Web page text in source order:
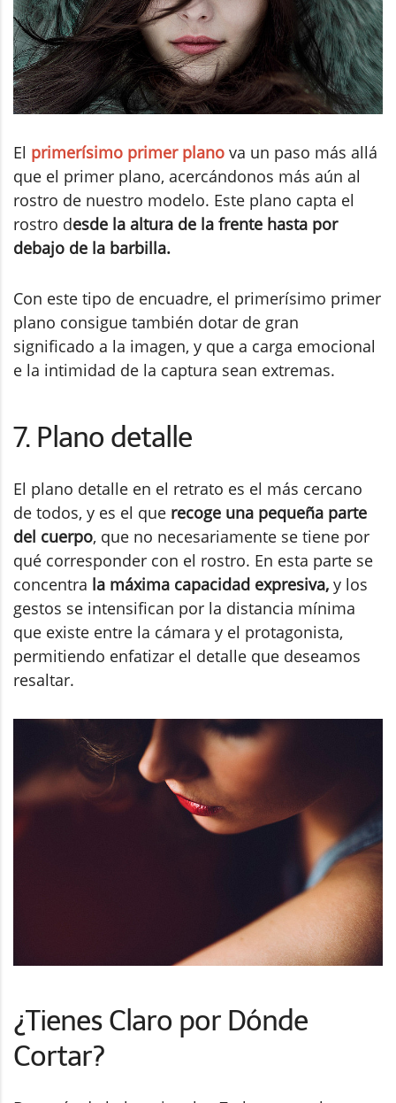
El primerísimo primer plano va un paso más allá
que el primer plano, acercándonos más aún al
rostro de nuestro modelo. Este plano capta el
rostro desde la altura de la frente hasta por
debajo de la barbilla.
Con este tipo de encuadre, el primerísimo primer
plano consigue también dotar de gran
significado a la imagen, y que a carga emocional
e la intimidad de la captura sean extremas.
7. Plano detalle
El plano detalle en el retrato es el más cercano
de todos, y es el que recoge una pequeña parte
del cuerpo, que no necesariamente se tiene por
qué corresponder con el rostro. En esta parte se
concentra la máxima capacidad expresiva, y los
gestos se intensifican por la distancia mínima
que existe entre la cámara y el protagonista,
permitiendo enfatizar el detalle que deseamos
resaltar.
¿Tienes Claro por Dónde
Cortar?